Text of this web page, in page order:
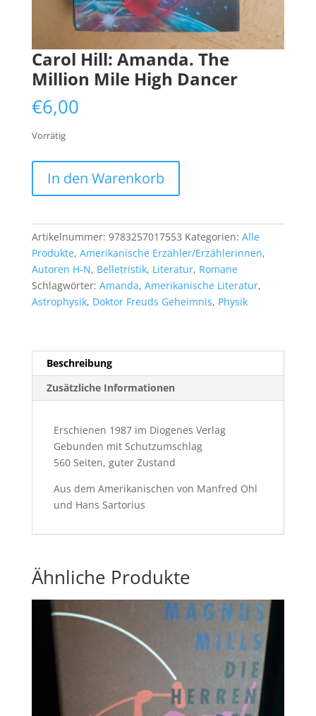
Carol Hill: Amanda. The
Million Mile High Dancer
€6,00
Vorrätig
Hill:
Amanda.
Million
Mile
High
Dancer
Menge
In den Warenkorb
Artikelnummer: 9783257017553 Kategorien: Alle
Produkte, Amerikanische Erzähler/Erzählerinnen,
Autoren H-N, Belletristik, Literatur, Romane
Schlagwörter: Amanda, Amerikanische Literatur,
Astrophysik, Doktor Freuds Geheimnis, Physik
Beschreibung
Zusätzliche Informationen
Erschienen 1987 im Diogenes Verlag
Gebunden mit Schutzumschlag
560 Seiten, guter Zustand
Aus dem Amerikanischen von Manfred Ohl
und Hans Sartorius
Ähnliche Produkte